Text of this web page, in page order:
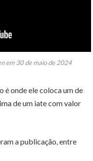
em 30 de maio de 2024
é onde ele coloca um de
de um iate com valor
a publicação, entre